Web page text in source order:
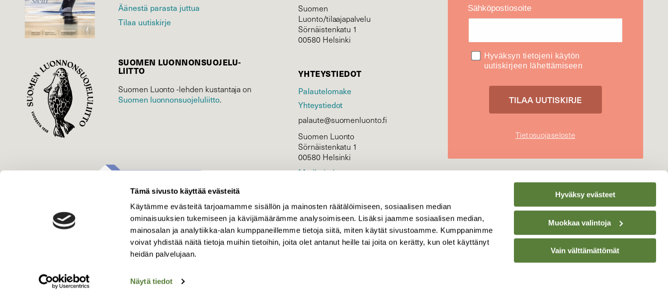
Tämä sivusto käyttää evästeitä
Käytämme evästeitä tarjoamamme sisällön ja mainosten räätälöimiseen, sosiaalisen median
ominaisuuksien tukemiseen ja kävijämäärämme analysoimiseen. Lisäksi jaamme sosiaalisen median,
mainosalan ja analytiikka-alan kumppaneillemme tietoja siitä, miten käytät sivustoamme. Kumppanimme
voivat yhdistää näitä tietoja muihin tietoihin, joita olet antanut heille tai joita on kerätty, kun olet käyttänyt
heidän palvelujaan.
Näytä tiedot
Hyväksy evästeet
Muokkaa valintoja
Vain välttämättömät
Äänestä parasta juttua
Tilaa uutiskirje
SUOMEN LUONNON­SUOJELU­
LIITTO
Suomen Luonto -lehden kustantaja on
Suomen luonnonsuojelu­liitto.
Suomen
Luonto/tilaajapalvelu
Sörnäistenkatu 1
00580 Helsinki
YHTEYSTIEDOT
Palautelomake
Yhteystiedot
palaute@suomenluonto.fi
Suomen Luonto
Sörnäistenkatu 1
00580 Helsinki
Mediatiedot
KIRJAUDU
Sähköpostiosoite
Hyväksyn tietojeni käytön
uutiskirjeen lähettämiseen
Tietosuojaseloste